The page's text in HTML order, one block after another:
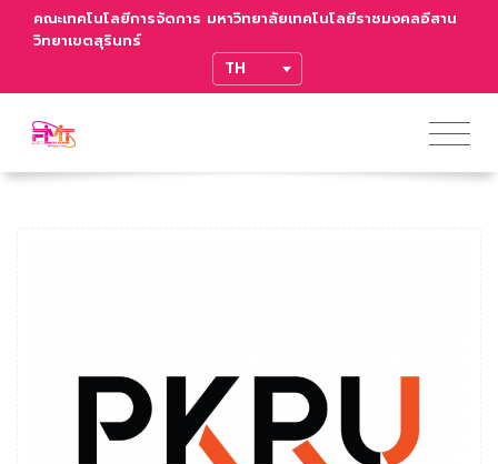
คณะเทคโนโลยีการจัดการ มหาวิทยาลัยเทคโนโลยีราชมงคลอีสาน
วิทยาเขตสุรินทร์
TRANSLATE